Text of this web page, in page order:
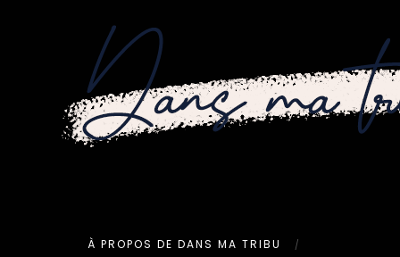
À PROPOS DE DANS MA TRIBU